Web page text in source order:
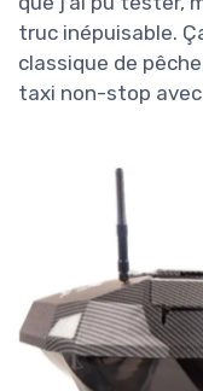
truc inépuisable.
classique de
taxi non-stop